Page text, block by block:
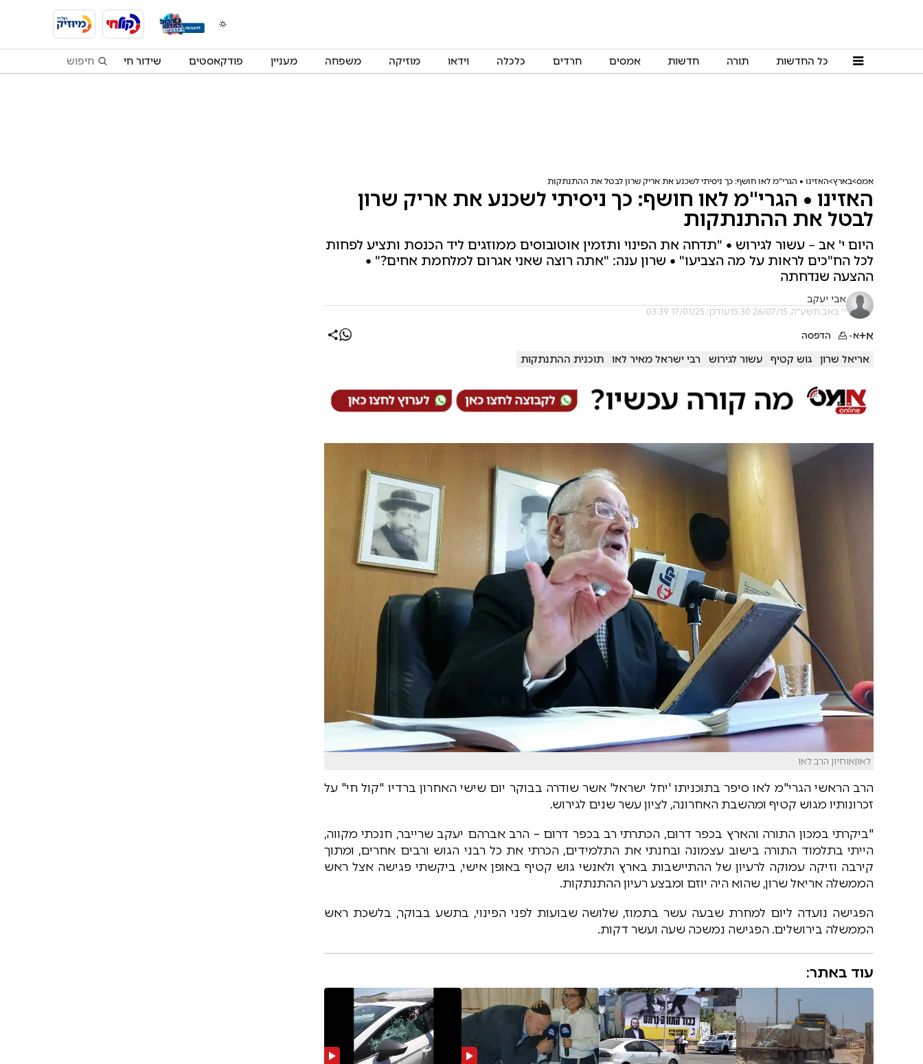
כל החדשות תורה חדשות אמסים חרדים כלכלה וידאו מוזיקה משפחה מעניין פודקאסטים שידור חי
אמס בארץ האזינו • הגרי"מ לאו חושף: כך ניסיתי לשכנע את אריק שרון לבטל את ההתנתקות
האזינו • הגרי"מ לאו חושף: כך ניסיתי לשכנע את אריק שרון
לבטל את ההתנתקות
היום י' אב – עשור לגירוש • "תדחה את הפינוי ותזמין אוטובוסים ממוזגים ליד הכנסת ותציע לפחות
לכל הח"כים לראות על מה הצביעו" • שרון ענה: "אתה רוצה שאני אגרום למלחמת אחים?" •
ההצעה שנדחתה
אבי יעקב
י' באב תשע"ה, 26/07/15 15:30 עודכן: 17/01/25 03:39
א+א- הדפסה
אריאל שרון גוש קטיף עשור לגירוש רבי ישראל מאיר לאו תוכנית ההתנתקות
לאו|אוחיון הרב לאו
הרב הראשי הגרי"מ לאו סיפר בתוכניתו 'יחל ישראל' אשר שודרה בבוקר יום שישי האחרון ברדיו "קול חי" על
זכרונותיו מגוש קטיף ומהשבת האחרונה, לציון עשר שנים לגירוש.
"ביקרתי במכון התורה והארץ בכפר דרום, הכתרתי רב בכפר דרום – הרב אברהם יעקב שרייבר, חנכתי מקווה,
הייתי בתלמוד התורה בישוב עצמונה ובחנתי את התלמידים, הכרתי את כל רבני הגוש ורבים אחרים, ומתוך
קירבה וזיקה עמוקה לרעיון של ההתיישבות בארץ ולאנשי גוש קטיף באופן אישי, ביקשתי פגישה אצל ראש
הממשלה אריאל שרון, שהוא היה יוזם ומבצע רעיון ההתנתקות.
הפגישה נועדה ליום למחרת שבעה עשר בתמוז, שלושה שבועות לפני הפינוי, בתשע בבוקר, בלשכת ראש
הממשלה בירושלים. הפגישה נמשכה שעה ועשר דקות.
עוד באתר: